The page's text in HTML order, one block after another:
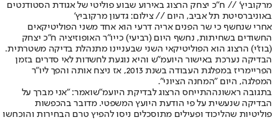
מרקוביץ' // ח"כ יצחק הרצוג באירוע שבוע פוליטי של אגודת הסטודנטים
באוניברסיטת תל אביב, היום // צילום: גדעון מרקוביץ'
אחרי שנחשף כי שר הפנים אריה דרעי הוא אחד משני הפוליטיקאים
החשודים בשחיתות, נחשף היום (רביעי) כייו"ר האופוזיציה ח"כ יצחק
(בוז'י) הרצוג הוא הפוליטיקאי השני שבעניינו מתנהלת בדיקה משטרתית.
הבדיקה נערכת באישור היועמ"ש והיא נוגעת לחשדות לאי סדרים בזמן
הפריימריז במפלגת העבודה בשנת 2013, אז ניצח אותה והפך ליו"ר
המפלגה, היום "המחנה הציוני".
בתגובה ראשונההתייחס הרצוג לבדיקת היועמ"שואמר: "אני מברך על
הבדיקה שנעשית על פי הודעת היועץ המשפטי. מדובר בהכפשות
פוליטיות שהליכוד ופעילים מתוסכלים ניסו להפיץ טרם הבחירות והוכחשו